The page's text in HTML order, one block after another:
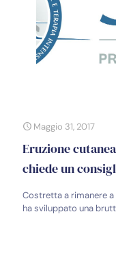
Maggio 31, 2017
Eruzione
chiede un
Costretta a rimanere
ha sviluppato una